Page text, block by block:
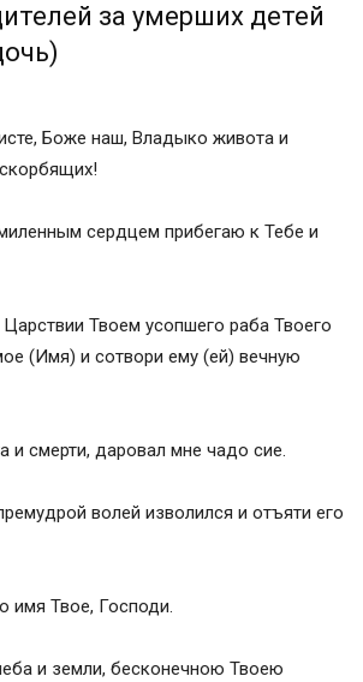
за умерших детей
Боже наш, Владыко живота и
сердцем прибегаю к Тебе и
Твоем усопшего раба Твоего
(Имя) и сотвори ему (ей) вечную
и смерти, даровал мне чадо сие.
волей изволился и отъяти его
имя Твое, Господи.
и земли, бесконечною Твоею